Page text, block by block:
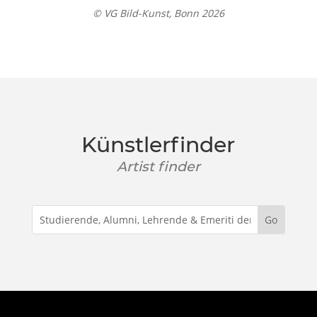
© VG Bild-Kunst, Bonn 2026
Künstlerfinder
Artist finder